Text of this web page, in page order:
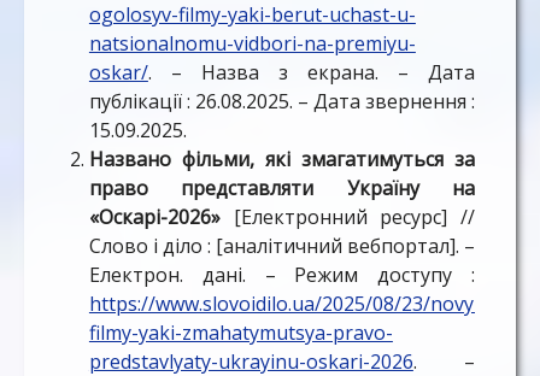
ogolosyv-filmy-yaki-berut-uchast-u-
natsionalnomu-vidbori-na-premiyu-
oskar/. – Назва з екрана. – Дата
публікації : 26.08.2025. – Дата звернення :
15.09.2025.
Названо фільми, які змагатимуться за
право представляти Україну на
«Оскарі-2026»[Електронний ресурс] //
Слово і діло : [аналітичний вебпортал]. –
Електрон. дані. – Режим доступу :
https://www.slovoidilo.ua/2025/08/23/novyna/
filmy-yaki-zmahatymutsya-pravo-
predstavlyaty-ukrayinu-oskari-2026. –